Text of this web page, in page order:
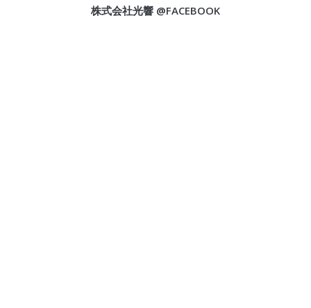
株式会社光響 @FACEBOOK